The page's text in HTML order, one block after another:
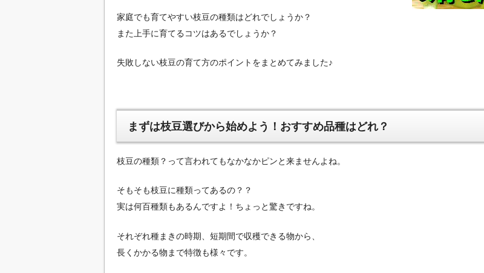
家庭でも育てやすい枝豆の種類はどれでしょうか？
また上手に育てるコツはあるでしょうか？
失敗しない枝豆の育て方のポイントをまとめてみました♪
まずは枝豆選びから始めよう！おすすめ品種はどれ？
枝豆の種類？って言われてもなかなかピンと来ませんよね。
そもそも枝豆に種類ってあるの？？
実は何百種類もあるんですよ！ちょっと驚きですね。
それぞれ種まきの時期、短期間で収穫できる物から、
長くかかる物まで特徴も様々です。